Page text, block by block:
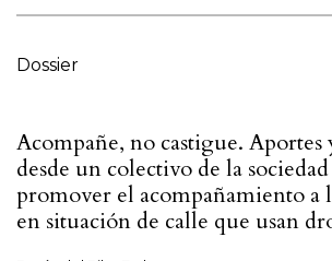
Dossier
Acompañe, no castigue.
desde un colectivo de la
promover el acompañamiento a
en situación de calle que usan